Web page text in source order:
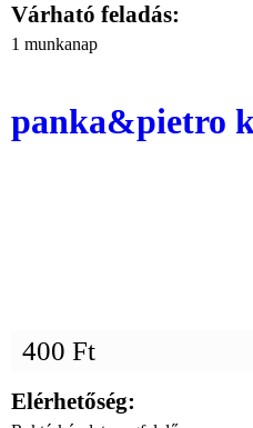
Várható feladás:
1 munkanap
panka&pietro
400 Ft
Elérhetőség: